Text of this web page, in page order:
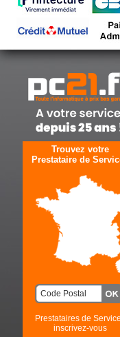
Trouvez votre
Prestataire de
Prestataires de
inscrivez-vous